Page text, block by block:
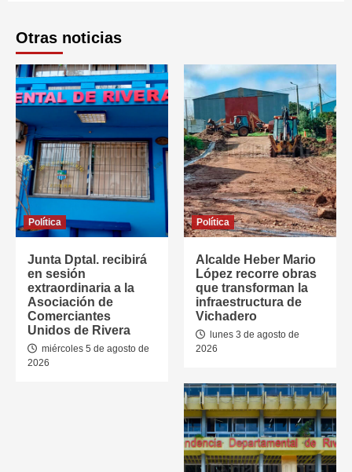
Otras noticias
Política
Junta Dptal. recibirá
en sesión
extraordinaria a la
Asociación de
Comerciantes
Unidos de Rivera
miércoles 5 de agosto de
2026
Política
Alcalde Heber Mario
López recorre obras
que transforman la
infraestructura de
Vichadero
lunes 3 de agosto de
2026